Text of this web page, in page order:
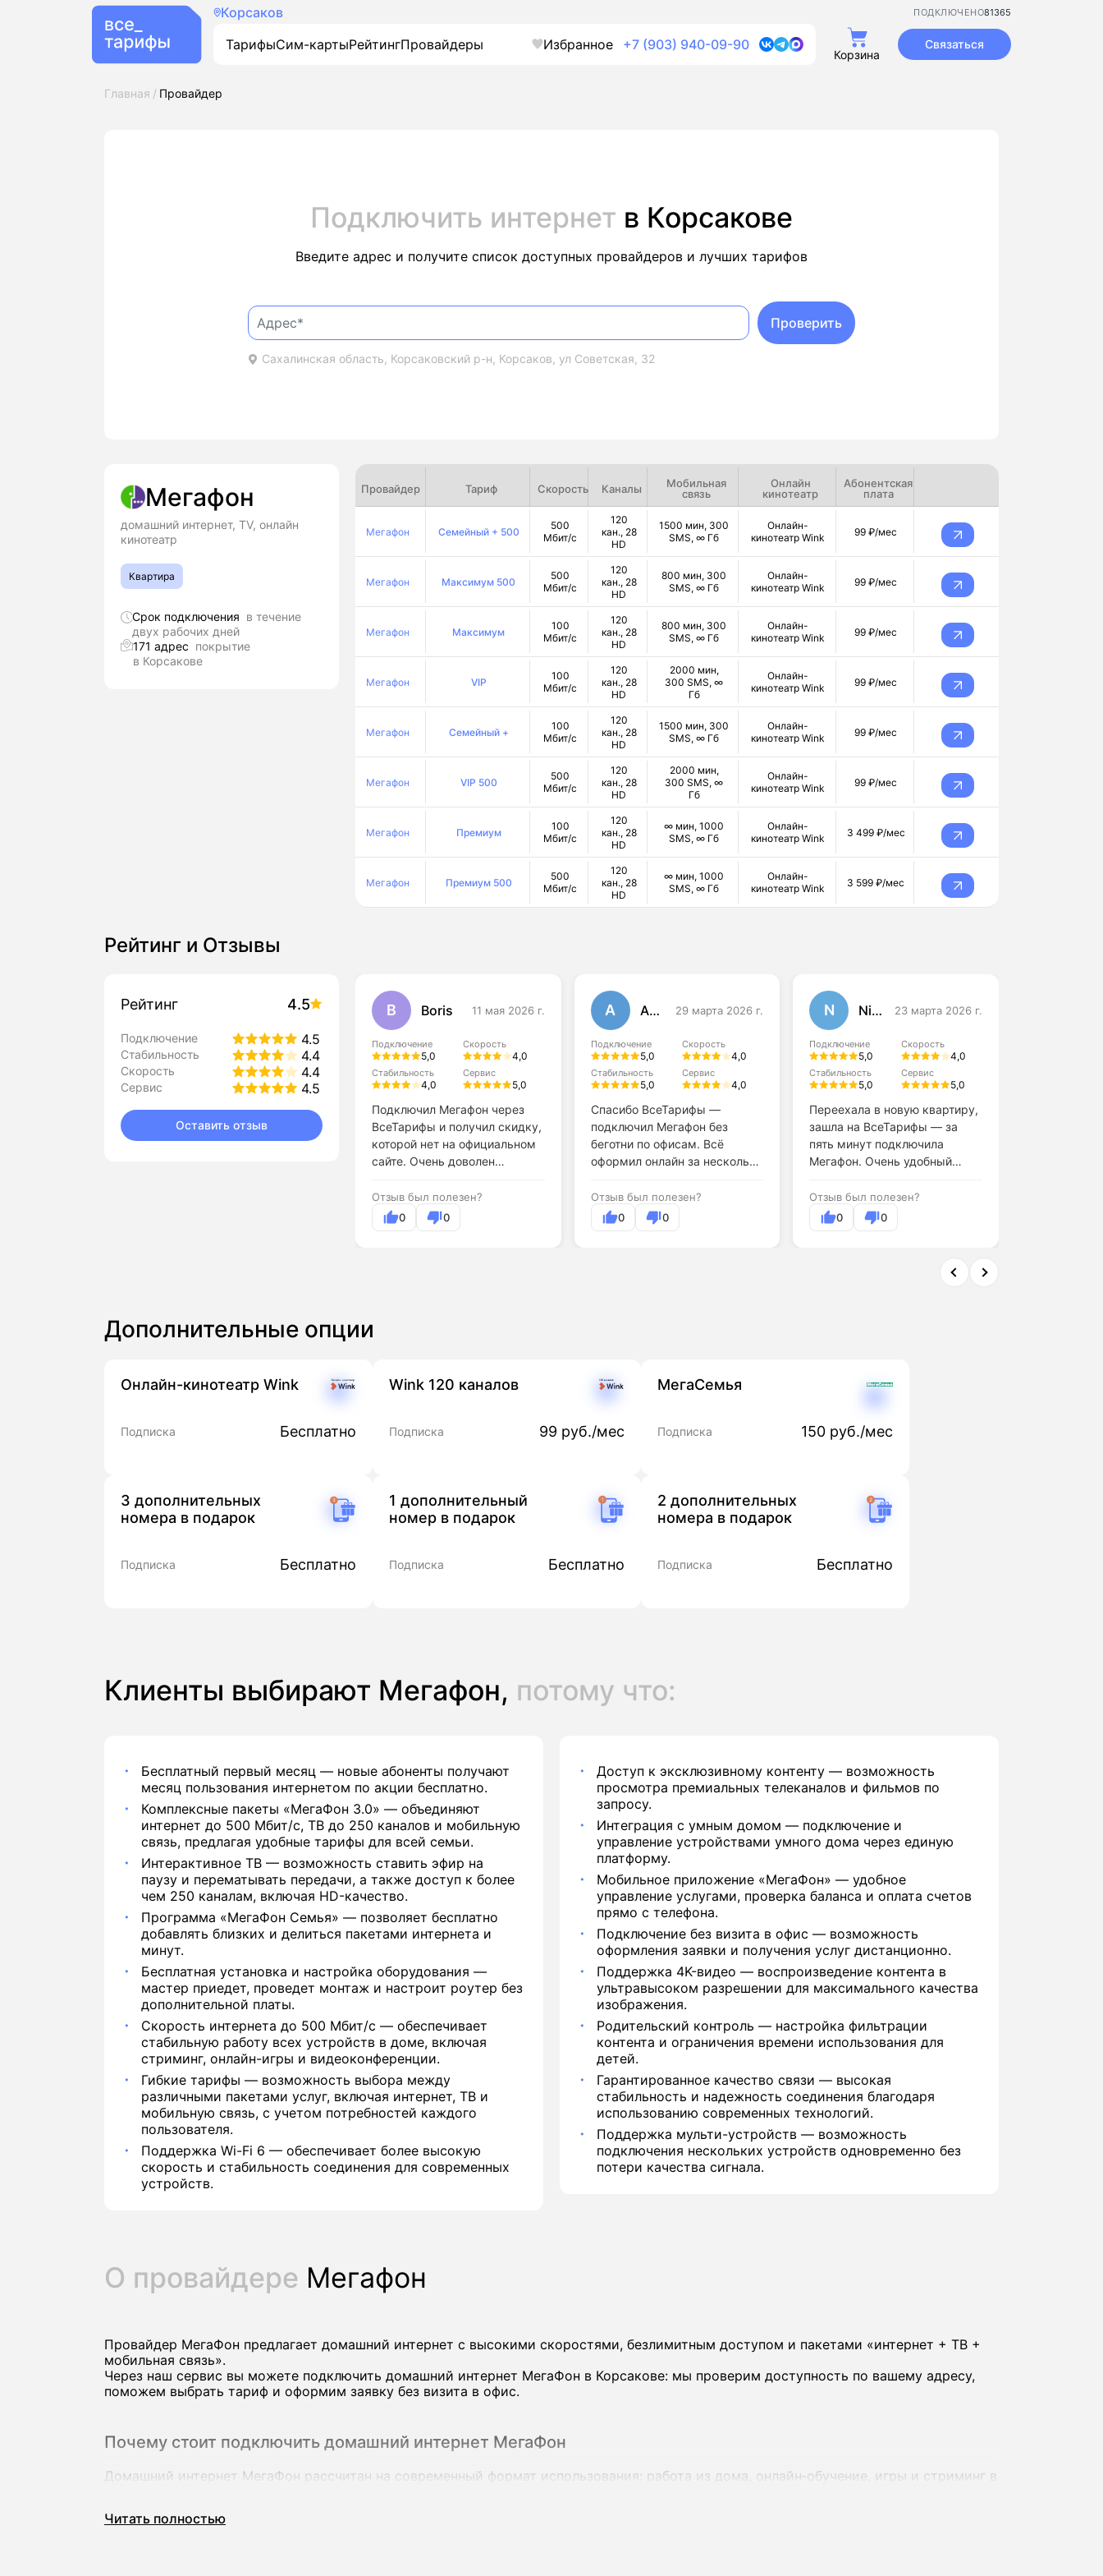
Корсаков 81365
ПОДКЛЮЧЕНО
ТарифыСим-картыРейтингПровайдеры Избранное +7 (903) 940-09-90
Корзина
Связаться
Главная Провайдер
Подключить интернет в Корсакове
Введите адрес и получите список доступных провайдеров и лучших тарифов
Сахалинская область, Корсаковский р-н, Корсаков, ул Советская, 32
Проверить
Мегафон
домашний интернет, TV, онлайн
кинотеатр
Квартира
Срок подключения в течение
двух рабочих дней
171 адрес покрытие
в Корсакове
Рейтинг 4.5
Подключение 4.5
Стабильность 4.4
Скорость 4.4
Сервис 4.5
Оставить отзыв
Рейтинг и Отзывы
B Boris 11 мая 2026 г.
Подключение
5,0
Скорость
4,0
Стабильность
4,0
Сервис
5,0
Подключил Мегафон через
ВсеТарифы и получил скидку,
которой нет на официальном
сайте. Очень доволен
Отзыв был полезен?
0
0
А Антон 29 марта 2026 г.
Подключение
5,0
Скорость
4,0
Стабильность
5,0
Сервис
4,0
Спасибо ВсеТарифы —
подключил Мегафон без
беготни по офисам. Всё
оформил онлайн за несколько
Отзыв был полезен?
0
0
N Nina 23 марта 2026 г.
Подключение
5,0
Скорость
4,0
Стабильность
5,0
Сервис
5,0
Переехала в новую квартиру,
зашла на ВсеТарифы — за
пять минут подключила
Мегафон. Очень удобный
Отзыв был полезен?
0
0
Провайдер Тариф Скорость Каналы
Мобильная
связь
Онлайн
кинотеатр
Абонентская
плата
Мегафон Семейный + 500
500
Мбит/с
120
кан., 28
HD
1500 мин, 300
SMS, ∞ Гб
Онлайн-
кинотеатр Wink
99 ₽/мес
Мегафон Максимум 500
500
Мбит/с
120
кан., 28
HD
800 мин, 300
SMS, ∞ Гб
Онлайн-
кинотеатр Wink
99 ₽/мес
Мегафон Максимум
100
Мбит/с
120
кан., 28
HD
800 мин, 300
SMS, ∞ Гб
Онлайн-
кинотеатр Wink
99 ₽/мес
Мегафон VIP
100
Мбит/с
120
кан., 28
HD
2000 мин,
300 SMS, ∞
Гб
Онлайн-
кинотеатр Wink
99 ₽/мес
Мегафон Семейный +
100
Мбит/с
120
кан., 28
HD
1500 мин, 300
SMS, ∞ Гб
Онлайн-
кинотеатр Wink
99 ₽/мес
Мегафон VIP 500
500
Мбит/с
120
кан., 28
HD
2000 мин,
300 SMS, ∞
Гб
Онлайн-
кинотеатр Wink
99 ₽/мес
Мегафон Премиум
100
Мбит/с
120
кан., 28
HD
∞ мин, 1000
SMS, ∞ Гб
Онлайн-
кинотеатр Wink
3 499 ₽/мес
Мегафон Премиум 500
500
Мбит/с
120
кан., 28
HD
∞ мин, 1000
SMS, ∞ Гб
Онлайн-
кинотеатр Wink
3 599 ₽/мес
Дополнительные опции
Онлайн-кинотеатр Wink
Подписка Бесплатно
Wink 120 каналов
Подписка 99 руб./мес
МегаСемья
Подписка 150 руб./мес
3 дополнительных
номера в подарок
Подписка Бесплатно
1 дополнительный
номер в подарок
Подписка Бесплатно
2 дополнительных
номера в подарок
Подписка Бесплатно
Клиенты выбирают Мегафон, потому что:
Бесплатный первый месяц — новые абоненты получают
месяц пользования интернетом по акции бесплатно.
Комплексные пакеты «МегаФон 3.0» — объединяют
интернет до 500 Мбит/с, ТВ до 250 каналов и мобильную
связь, предлагая удобные тарифы для всей семьи.
Интерактивное ТВ — возможность ставить эфир на
паузу и перематывать передачи, а также доступ к более
чем 250 каналам, включая HD-качество.
Программа «МегаФон Семья» — позволяет бесплатно
добавлять близких и делиться пакетами интернета и
минут.
Бесплатная установка и настройка оборудования —
мастер приедет, проведет монтаж и настроит роутер без
дополнительной платы.
Скорость интернета до 500 Мбит/с — обеспечивает
стабильную работу всех устройств в доме, включая
стриминг, онлайн-игры и видеоконференции.
Гибкие тарифы — возможность выбора между
различными пакетами услуг, включая интернет, ТВ и
мобильную связь, с учетом потребностей каждого
пользователя.
Поддержка Wi-Fi 6 — обеспечивает более высокую
скорость и стабильность соединения для современных
устройств.
Доступ к эксклюзивному контенту — возможность
просмотра премиальных телеканалов и фильмов по
запросу.
Интеграция с умным домом — подключение и
управление устройствами умного дома через единую
платформу.
Мобильное приложение «МегаФон» — удобное
управление услугами, проверка баланса и оплата счетов
прямо с телефона.
Подключение без визита в офис — возможность
оформления заявки и получения услуг дистанционно.
Поддержка 4K-видео — воспроизведение контента в
ультравысоком разрешении для максимального качества
изображения.
Родительский контроль — настройка фильтрации
контента и ограничения времени использования для
детей.
Гарантированное качество связи — высокая
стабильность и надежность соединения благодаря
использованию современных технологий.
Поддержка мульти-устройств — возможность
подключения нескольких устройств одновременно без
потери качества сигнала.
О провайдере Мегафон
Провайдер МегаФон предлагает домашний интернет с высокими скоростями, безлимитным доступом и пакетами «интернет + ТВ +
мобильная связь».
Через наш сервис вы можете подключить домашний интернет МегаФон в Корсакове: мы проверим доступность по вашему адресу,
поможем выбрать тариф и оформим заявку без визита в офис.
Почему стоит подключить домашний интернет МегаФон
Домашний интернет МегаФон рассчитан на современный формат использования: работа из дома, онлайн‑обучение, игры и стриминг в
ТВ‑каналами и пакетами мобильной связи.
Читать полностью